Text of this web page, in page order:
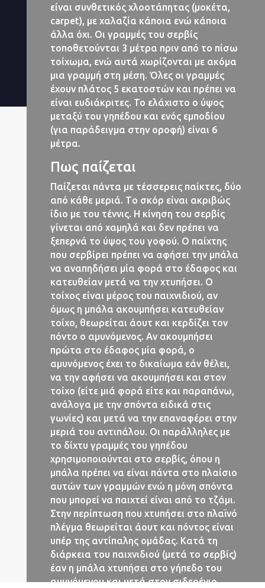
είναι συνθετικός χλοοτάπητας (μοκέτα,
carpet), με χαλαζία κάποια ενώ κάποια
άλλα όχι. Οι γραμμές του σερβίς
τοποθετούνται 3 μέτρα πριν από το πίσω
τοίχωμα, ενώ αυτά χωρίζονται με ακόμα
μια γραμμή στη μέση. Όλες οι γραμμές
έχουν πλάτος 5 εκατοστών και πρέπει να
είναι ευδιάκριτες. Το ελάχιστο ο ύψος
μεταξύ του γηπέδου και ενός εμποδίου
(για παράδειγμα στην οροφή) είναι 6
μέτρα.
Πως παίζεται
Παίζεται πάντα με τέσσερεις παίκτες, δύο
από κάθε μεριά. Tο σκόρ είναι ακριβώς
ίδιο με του τέννις. Η κίνηση του σερβίς
γίνεται από χαμηλά και δεν πρέπει να
ξεπερνά το ύψος του γοφού. Ο παίχτης
που σερβίρει πρέπει να αφήσει την μπάλα
να αναπηδήσει μία φορά στο έδαφος και
κατευθείαν μετά να την χτυπήσει. Ο
τοίχος είναι μέρος του παιχνιδιού, αν
όμως η μπάλα ακουμπήσει κατευθείαν
τοίχο, θεωρείται άουτ και κερδίζει τον
πόντο ο αμυνόμενος. Αν ακουμπήσει
πρώτα στο έδαφος μία φορά, ο
αμυνόμενος έχει το δικαίωμα εάν θέλει,
να την αφήσει να ακουμπήσει και στον
τoίχο (είτε μιά φορά είτε και παραπάνω,
ανάλογα με την σπόντα ειδικά στις
γωνίες) και μετά να την επαναφέρει στην
μεριά του αντιπάλου. Οι παράλληλες με
το δίχτυ γραμμές του γηπέδου
χρησιμοποιούνται στο σερβίς, όπου η
μπάλα πρέπει να είναι πάντα στο πλαίσιο
αυτών των γραμμών ενώ η μόνη σπόντα
που μπορεί να παιχτεί είναι από το τζάμι.
Στην περίπτωση που χτυπήσει στο πλαϊνό
πλέγμα θεωρείται άουτ και πόντος είναι
υπέρ της αντίπαλης ομάδας. Κατά τη
διάρκεια του παιχνιδιού (μετά το σερβίς)
έαν η μπάλα χτυπήσει στο γήπεδο του
αμυνόμενου και μετά στον σιδερένιο